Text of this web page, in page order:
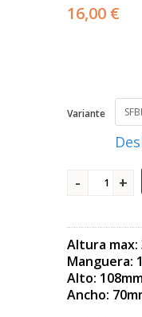
16,00 €
Variante
Altura max:
Manguera:
Alto:
Ancho: